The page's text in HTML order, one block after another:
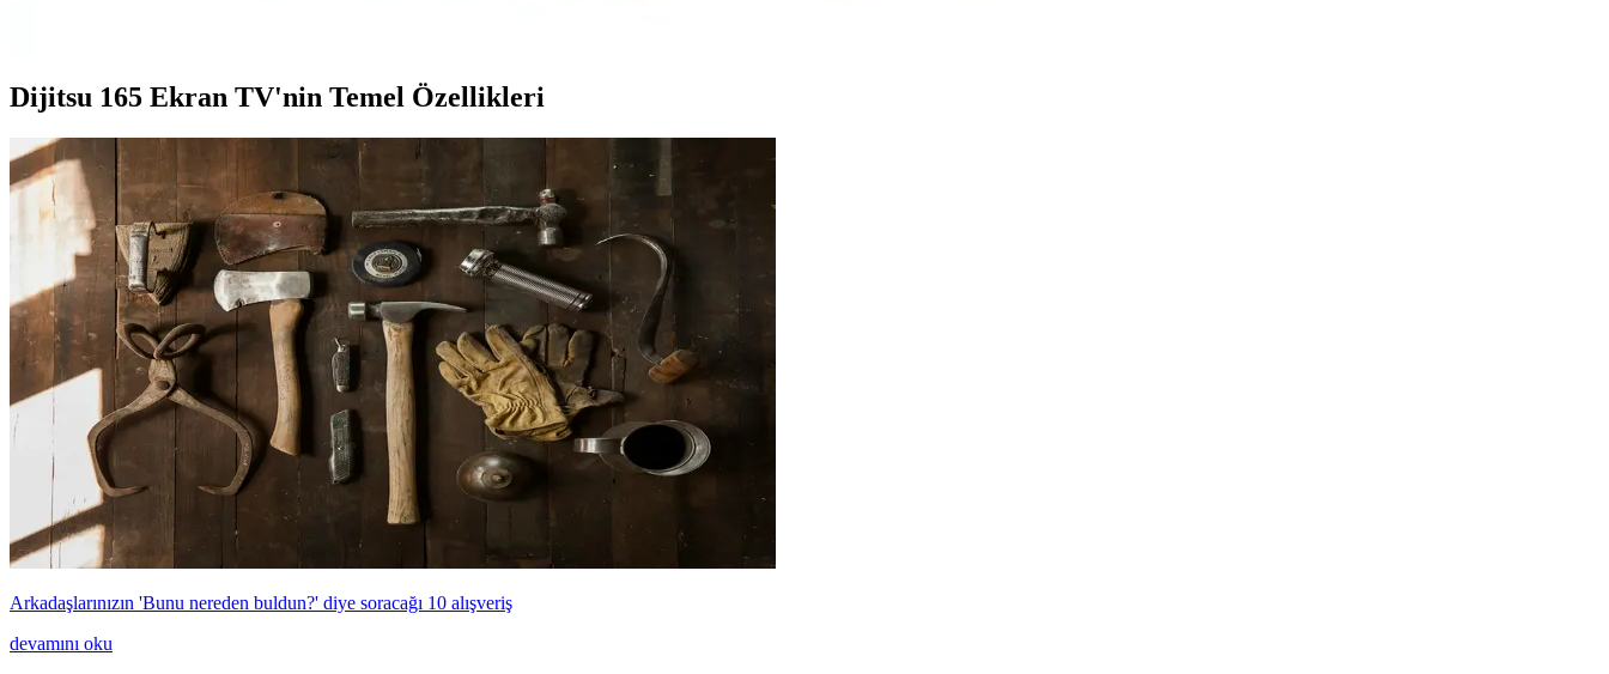
Dijitsu 165 Ekran TV'nin Temel Özellikleri
Arkadaşlarınızın 'Bunu nereden buldun?' diye soracağı 10 alışveriş
devamını oku